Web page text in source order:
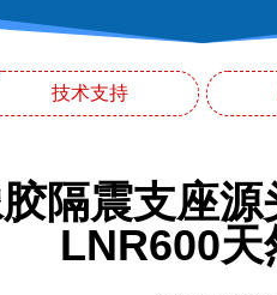
技术支持
隔震支座
LNR600